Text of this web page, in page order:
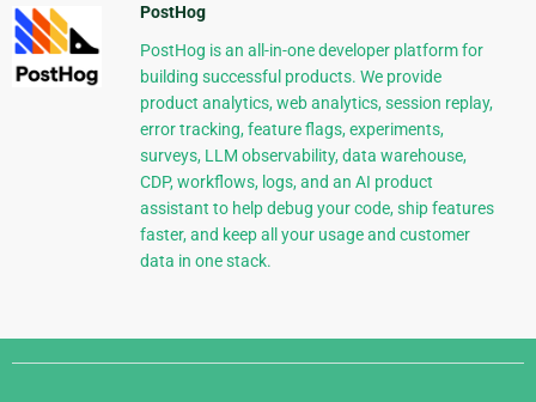
PostHog
PostHog is an all-in-one developer platform for
building successful products. We provide
product analytics, web analytics, session replay,
error tracking, feature flags, experiments,
surveys, LLM observability, data warehouse,
CDP, workflows, logs, and an AI product
assistant to help debug your code, ship features
faster, and keep all your usage and customer
data in one stack.
Django